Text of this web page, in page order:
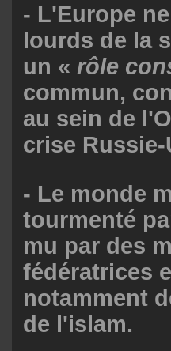
- L'Europe
lourds de la
un « rôle
commun,
au sein de
crise Russie-
- Le monde
tourmenté
mu par des
fédératrices
notamment
de l'islam.